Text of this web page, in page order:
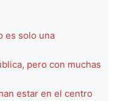
es solo una
pero con muchas
estar en el centro